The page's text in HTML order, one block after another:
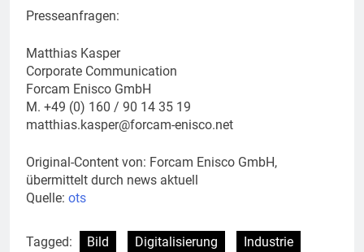
Presseanfragen:
Matthias Kasper
Corporate Communication
Forcam Enisco GmbH
M. +49 (0) 160 / 90 14 35 19
matthias.kasper@forcam-enisco.net
Original-Content von: Forcam Enisco GmbH,
übermittelt durch news aktuell
Quelle: ots
Tagged: Bild Digitalisierung
Industrie